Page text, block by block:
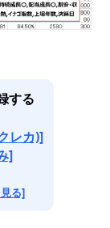
する
レカ)]
]
る]